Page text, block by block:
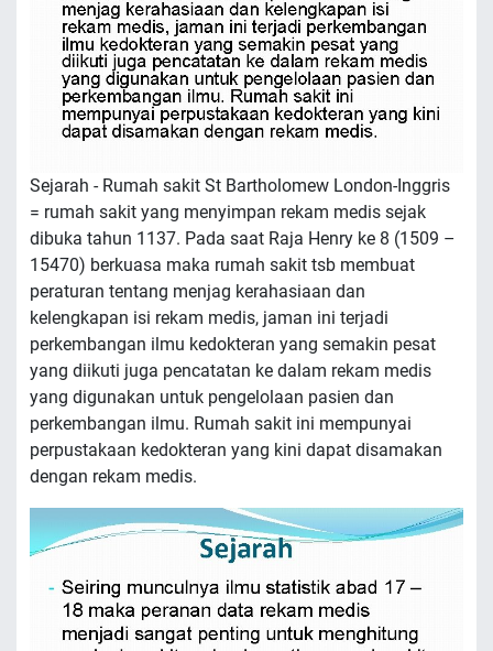
Sejarah - Rumah sakit St Bartholomew London-Inggris
= rumah sakit yang menyimpan rekam medis sejak
dibuka tahun 1137. Pada saat Raja Henry ke 8 (1509 –
15470) berkuasa maka rumah sakit tsb membuat
peraturan tentang menjag kerahasiaan dan
kelengkapan isi rekam medis, jaman ini terjadi
perkembangan ilmu kedokteran yang semakin pesat
yang diikuti juga pencatatan ke dalam rekam medis
yang digunakan untuk pengelolaan pasien dan
perkembangan ilmu. Rumah sakit ini mempunyai
perpustakaan kedokteran yang kini dapat disamakan
dengan rekam medis.